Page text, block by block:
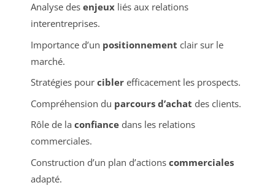
Analyse des enjeuxliés aux relations
interentreprises.
Importance d’un positionnement clair sur le
marché.
Stratégies pour ciblerefficacement les prospects.
Compréhension du parcours d’achat des clients.
Rôle de la confiancedans les relations
commerciales.
Construction d’un plan d’actions commerciales
adapté.